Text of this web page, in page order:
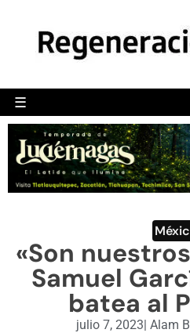
☰
ENGLISH
VIDEOS
«Son
Samuel
batea al
julio 7, 2023| Alam